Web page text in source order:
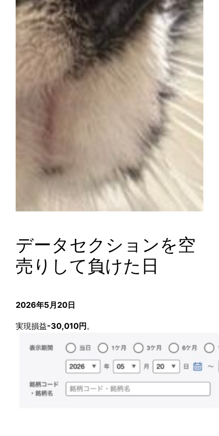
データセクションを空
売りして負けた日
2026年5月20日
実現損益-30,010円。